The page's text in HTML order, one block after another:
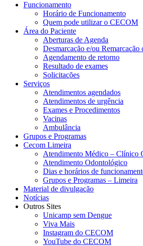
Funcionamento
Horário de Funcionamento
Quem pode utilizar o CECOM
Área do Paciente
Aberturas de Agenda
Desmarcação e/ou Remarcação
Agendamento de retorno
Resultado de exames
Solicitações
Serviços
Atendimentos agendados
Atendimentos de urgência
Exames e Procedimentos
Vacinas
Ambulância
Grupos e Programas
Cecom Limeira
Atendimento Médico – Clínico
Atendimento Odontológico
Dias e horários de
Grupos e Programas – Limeira
Material de divulgação
Notícias
Outros Sites
Unicamp sem Dengue
Viva Mais
Instagram do CECOM
YouTube do CECOM